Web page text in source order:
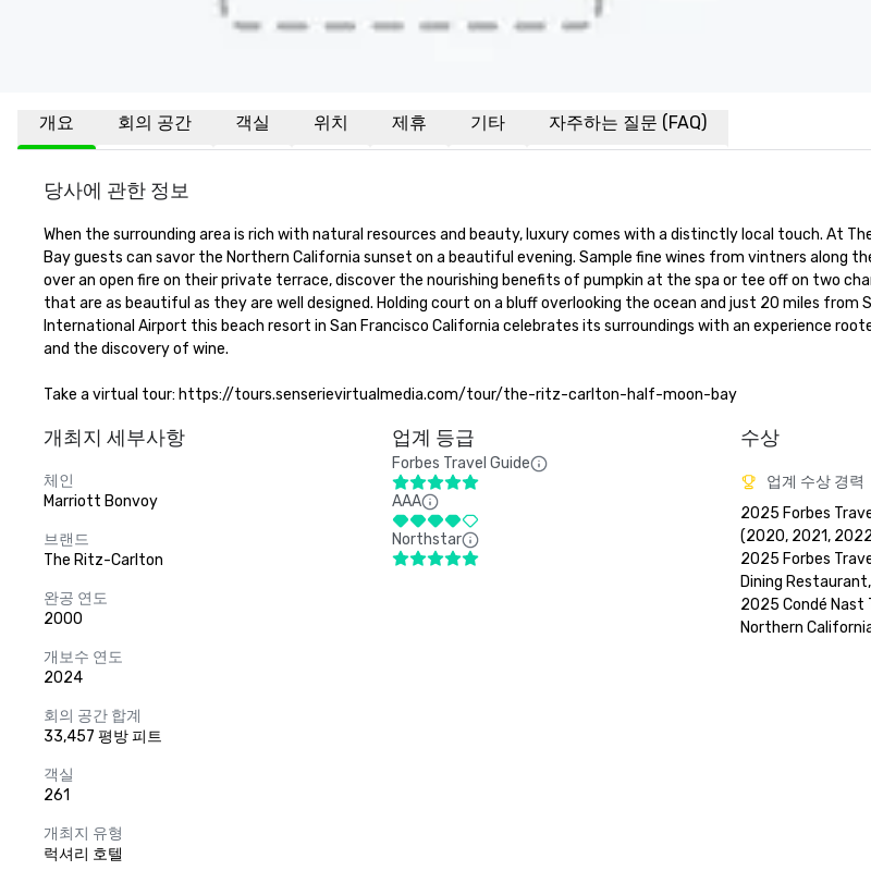
개요 회의 공간 객실 위치 제휴 기타 자주하는 질문 (FAQ)
당사에 관한 정보
When the surrounding area is rich with natural resources and beauty, luxury comes with a distinctly local touch. At
Bay guests can savor the Northern California sunset on a beautiful evening. Sample fine wines from vintners along
over an open fire on their private terrace, discover the nourishing benefits of pumpkin at the spa or tee off on two
that are as beautiful as they are well designed. Holding court on a bluff overlooking the ocean and just 20 miles from
International Airport this beach resort in San Francisco California celebrates its surroundings with an experience
and the discovery of wine.
Take a virtual tour: https://tours.senserievirtualmedia.com/tour/the-ritz-carlton-half-moon-bay
개최지 세부사항
체인
Marriott Bonvoy
브랜드
The Ritz-Carlton
완공 연도
2000
개보수 연도
2024
회의 공간 합계
33,457 평방 피트
객실
261
개최지 유형
럭셔리 호텔
업계 등급
Forbes Travel Guide
AAA
Northstar
수상
업계 수상 경력
2025 Forbes
(2020, 2021,
2025 Forbes
Dining
2025 Condé Nast
Northern